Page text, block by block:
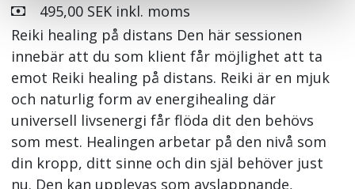
495,00 SEK inkl. moms
Reiki healing på distans Den här sessionen
innebär att du som klient får möjlighet att ta
emot Reiki healing på distans. Reiki är en mjuk
och naturlig form av energihealing där
universell livsenergi får flöda dit den behövs
som mest. Healingen arbetar på den nivå som
din kropp, ditt sinne och din själ behöver just
nu. Den kan upplevas som avslappnande,